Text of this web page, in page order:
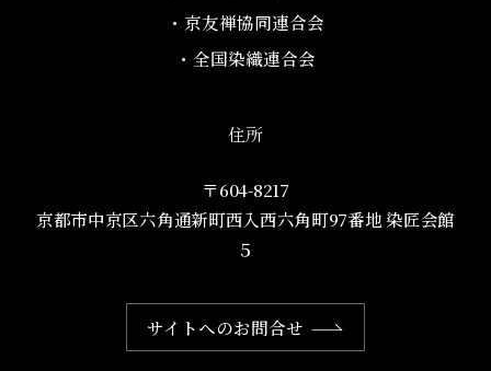
・京友禅協同連合会
・全国染織連合会
住所
〒604-8217
京都市中京区六角通新町西入西六角町97番地​ 染匠会館
５
サイトへのお問合せ